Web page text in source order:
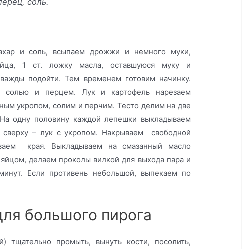
и соль, всыпаем дрожжи и немного муки,
1 ст. ложку масла, оставшуюся муку и
подойти. Тем временем готовим начинку.
солью и перцем. Лук и картофель нарезаем
укропом, солим и перчим. Тесто делим на две
одну половину каждой лепешки выкладываем
– лук с укропом. Накрываем свободной
края. Выкладываем на смазанный масло
делаем проколы вилкой для выхода пара и
Если противень небольшой, выпекаем по
большого пирога
промыть, вынуть кости, посолить,